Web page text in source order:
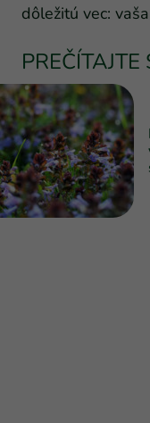
dôležitú vec:
PREČÍTAJTE